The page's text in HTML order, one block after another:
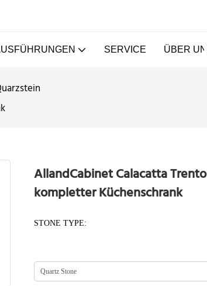
SERVICE ÜBER
AllandCabinet Calacatta
kompletter Küchenschrank
STONE TYPE: